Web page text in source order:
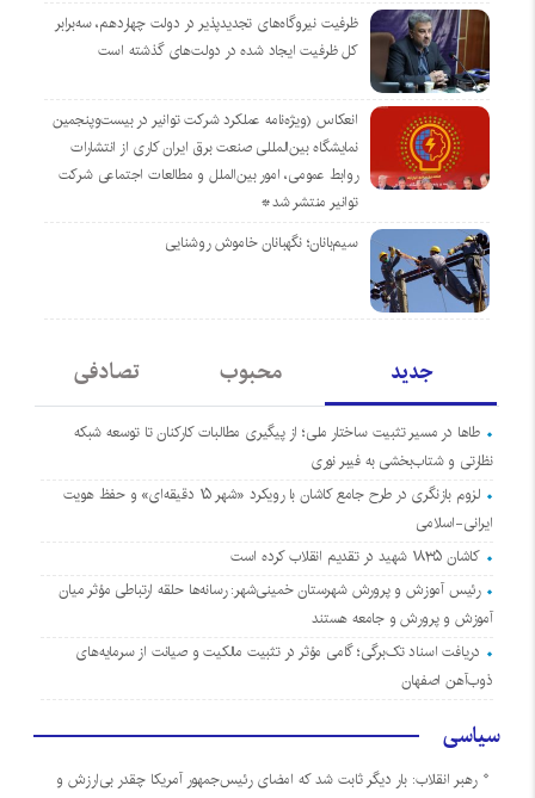
ظرفیت نیروگاه‌های تجدیدپذیر در دولت چهاردهم، سه‌برابر
کل ظرفیت ایجاد شده در دولت‌های گذشته است
انعکاس (ویژه‌نامه عملکرد شرکت توانیر در بیست‌وپنجمین
نمایشگاه بین‌المللی صنعت برق ایران کاری از انتشارات
روابط عمومی، امور بین‌الملل و مطالعات اجتماعی شرکت
توانیر منتشر شد*
سیم‌بانان؛ نگهبانان خاموش روشنایی
جدید محبوب تصادفی
طاها در مسیر تثبیت ساختار ملی؛ از پیگیری مطالبات کارکنان تا توسعه شبکه
نظارتی و شتاب‌بخشی به فیبر نوری
لزوم بازنگری در طرح جامع کاشان با رویکرد «شهر ۱۵ دقیقه‌ای» و حفظ هویت
ایرانی-اسلامی
کاشان ۱۸۳۵ شهید در تقدیم انقلاب کرده است
رئیس آموزش و پرورش شهرستان خمینی‌شهر: رسانه‌ها حلقه ارتباطی مؤثر میان
آموزش و پرورش و جامعه هستند
دریافت اسناد تک‌برگی؛ گامی مؤثر در تثبیت مالکیت و صیانت از سرمایه‌های
ذوب‌آهن اصفهان
سیاسی
رهبر انقلاب: بار دیگر ثابت شد که امضای رئیس‌جمهور آمریکا چقدر بی‌ارزش و